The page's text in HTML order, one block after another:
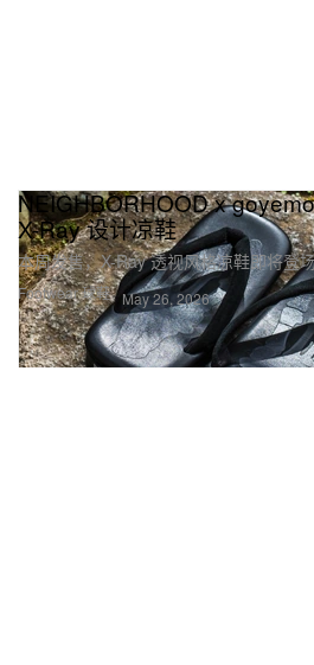
Footwear 球鞋
NEIGHBORHOOD x
X-Ray 设计凉鞋
本周发售，X-Ray 透视风格凉鞋即将登
May 26, 2026